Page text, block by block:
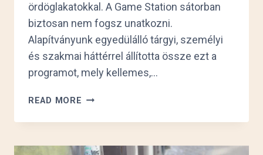
ördöglakatokkal. A Game Station sátorban
biztosan nem fogsz unatkozni.
Alapítványunk egyedülálló tárgyi, személyi
és szakmai háttérrel állította össze ezt a
programot, mely kellemes,…
READ MORE GAME
A